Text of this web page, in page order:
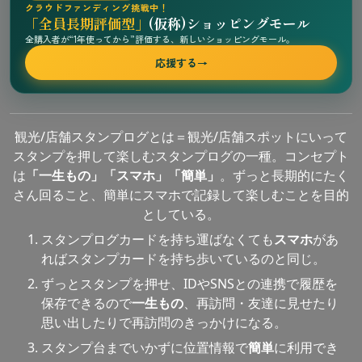
クラウドファンディング挑戦中！
「全員長期評価型」 (仮称)ショッピングモール
全購入者が“1年使ってから”評価する、新しいショッピングモール。
応援する→
観光/店舗スタンプログとは＝観光/店舗スポットにいって
スタンプを押して楽しむスタンプログの一種。コンセプト
は 「一生もの」「スマホ」「簡単」 。ずっと長期的にたく
さん回ること、簡単にスマホで記録して楽しむことを目的
としている。
スタンプログカードを持ち運ばなくてもスマホがあ
ればスタンプカードを持ち歩いているのと同じ。
ずっとスタンプを押せ、IDやSNSとの連携で履歴を
保存できるので一生もの、再訪問・友達に見せたり
思い出したりで再訪問のきっかけになる。
スタンプ台までいかずに位置情報で簡単に利用でき